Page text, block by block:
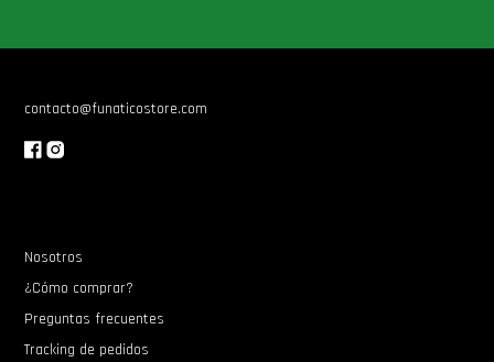
Premium
PRÓXIMAMENTE
contacto@funaticostore.com
Nosotros
¿Cómo comprar?
Preguntas frecuentes
Tracking de pedidos